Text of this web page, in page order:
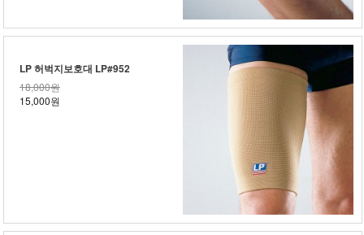
LP 허벅지보호대 LP#952
18,000원
15,000원